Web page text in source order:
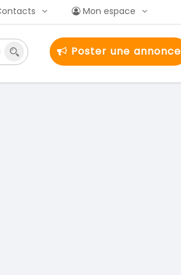
Mon espace
Poster une annonce